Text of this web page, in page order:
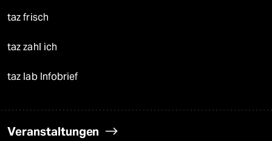
taz frisch
taz zahl ich
taz lab Infobrief
Veranstaltungen